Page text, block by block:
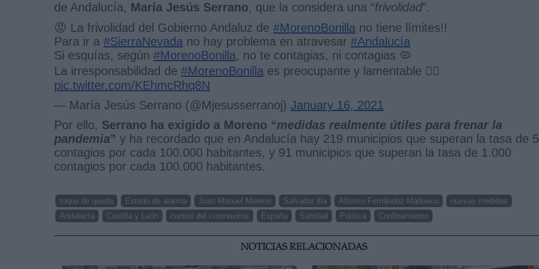
de Andalucía, María Jesús Serrano, que la considera una “frivolidad”.
😡 La frivolidad del Gobierno Andaluz de #MorenoBonilla no tiene límites!!
Para ir a #SierraNevada no hay problema en atravesar #Andalucía
Si esquías, según #MorenoBonilla, no te contagias, ni contagias 🦠
La irresponsabilidad de #MorenoBonilla es preocupante y lamentable 👇🏻
pic.twitter.com/KEhmcRhq8N
— María Jesús Serrano (@Mjesusserranoj) January 16, 2021
Por ello, Serrano ha exigido a Moreno “medidas realmente útiles para frenar la
pandemia” y ha recordado que en Andalucía hay 219 municipios que superan la tasa de
contagios por cada 100.000 habitantes, y 91 municipios que superan la tasa de 1.000
contagios por cada 100.000 habitantes.
toque de queda Estado de alarma Juan Manuel Moreno Salvador Illa Alfonso Fernández Mañueco
nuevas medidas
Andalucía
Castilla y León control del coronavirus España Sanidad Política Confinamiento
NOTICIAS RELACIONADAS